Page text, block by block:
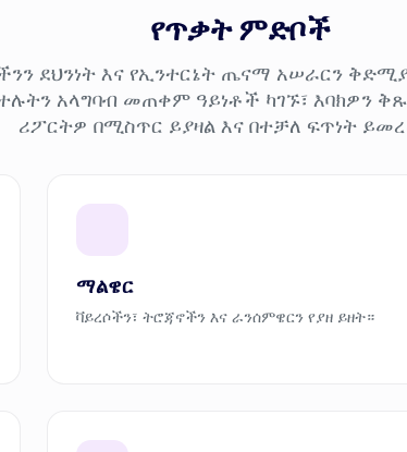
የጥቃት ምድቦች
ደህንነት እና የኢንተርኔት ጤናማ አሠራርን
አላግባብ መጠቀም ዓይነቶች ካገኙ፣ እባክዎን
ሪፖርትዎ በሚስጥር ይያዛል እና በተቻለ ፍጥነት
ማልዌር
ቫይረሶችን፣ ትሮጃኖችን እና ራንሰምዌርን የያዘ ይዘት።